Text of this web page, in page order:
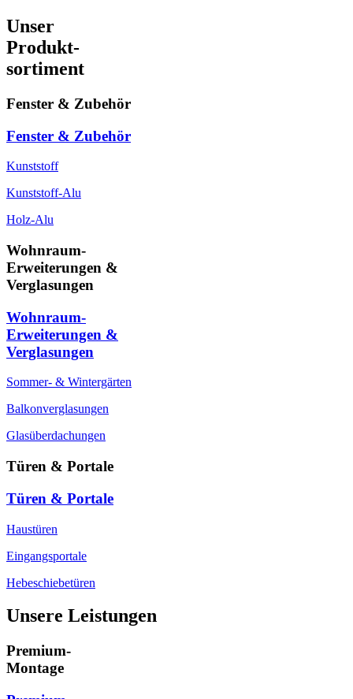
Unser
Produkt-
sortiment
Fenster & Zubehör
Fenster & Zubehör
Kunststoff
Kunststoff-Alu
Holz-Alu
Wohnraum-
Erweiterungen &
Verglasungen
Wohnraum-
Erweiterungen &
Verglasungen
Sommer- & Wintergärten
Balkonverglasungen
Glasüberdachungen
Türen & Portale
Türen & Portale
Haustüren
Eingangsportale
Hebeschiebetüren
Unsere Leistungen
Premium-
Montage